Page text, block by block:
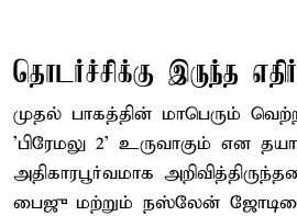
தொடர்ச்சிக்கு இருந்த
முதல் பாகத்தின் மாபெரும்
'பிரேமலு 2' உருவாகும் என
அதிகாரபூர்வமாக
பைஜு மற்றும் நஸ்லேன்